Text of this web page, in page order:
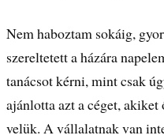
Nem haboztam sokáig,
szereltetett a házára
tanácsot kérni, mint csak
ajánlotta azt a céget,
velük. A vállalatnak van